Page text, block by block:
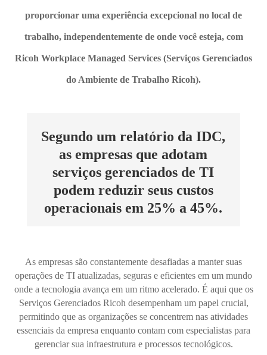
proporcionar uma experiência excepcional no local de
trabalho, independentemente de onde você esteja, com
Ricoh Workplace Managed Services (Serviços Gerenciados
do Ambiente de Trabalho Ricoh).
Segundo um relatório da IDC,
as empresas que adotam
serviços gerenciados de TI
podem reduzir seus custos
operacionais em 25% a 45%.
As empresas são constantemente desafiadas a manter suas
operações de TI atualizadas, seguras e eficientes em um mundo
onde a tecnologia avança em um ritmo acelerado. É aqui que os
Serviços Gerenciados Ricoh desempenham um papel crucial,
permitindo que as organizações se concentrem nas atividades
essenciais da empresa enquanto contam com especialistas para
gerenciar sua infraestrutura e processos tecnológicos.